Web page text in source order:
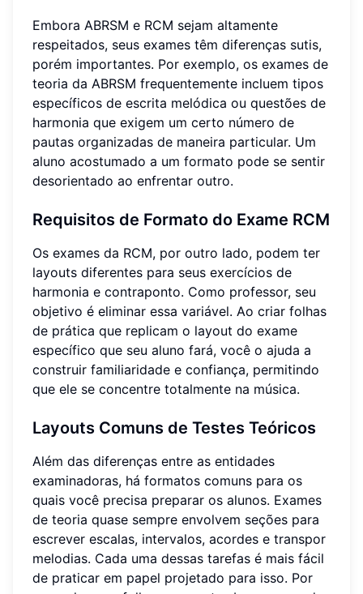
Embora ABRSM e RCM sejam altamente
respeitados, seus exames têm diferenças sutis,
porém importantes. Por exemplo, os exames de
teoria da ABRSM frequentemente incluem tipos
específicos de escrita melódica ou questões de
harmonia que exigem um certo número de
pautas organizadas de maneira particular. Um
aluno acostumado a um formato pode se sentir
desorientado ao enfrentar outro.
Requisitos de Formato do Exame RCM
Os exames da RCM, por outro lado, podem ter
layouts diferentes para seus exercícios de
harmonia e contraponto. Como professor, seu
objetivo é eliminar essa variável. Ao criar folhas
de prática que replicam o layout do exame
específico que seu aluno fará, você o ajuda a
construir familiaridade e confiança, permitindo
que ele se concentre totalmente na música.
Layouts Comuns de Testes Teóricos
Além das diferenças entre as entidades
examinadoras, há formatos comuns para os
quais você precisa preparar os alunos. Exames
de teoria quase sempre envolvem seções para
escrever escalas, intervalos, acordes e transpor
melodias. Cada uma dessas tarefas é mais fácil
de praticar em papel projetado para isso. Por